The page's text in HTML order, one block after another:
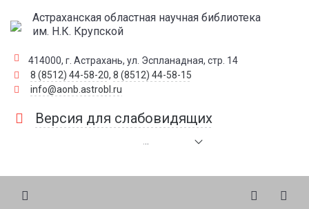
Астраханская областная научная библиотека
им. Н.К. Крупской
414000, г. Астрахань, ул. Эспланадная, стр. 14
8 (8512) 44-58-20, 8 (8512) 44-58-15
info@aonb.astrobl.ru
Версия для слабовидящих